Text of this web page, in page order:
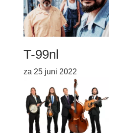
T-99nl
za 25 juni 2022